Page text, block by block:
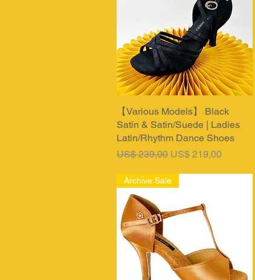
Snel overzicht
【Various Models】 Black
Satin & Satin/Suede | Ladies
Latin/Rhythm Dance Shoes
Normale prijs
US$ 239,00 Verkoopprijs
US$ 219,00
Archive Sale